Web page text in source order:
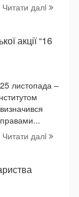
Читати далi
акції “16
листопада –
правами...
Читати далi